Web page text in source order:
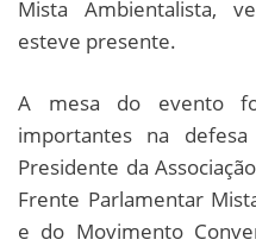
Mista Ambientalista,
esteve presente.
A mesa do evento
importantes na
Presidente da
Frente Parlamentar
e do Movimento